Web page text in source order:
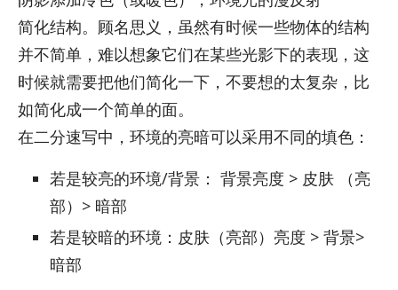
简化结构。顾名思义，虽然有时候一些物体的结构
并不简单，难以想象它们在某些光影下的表现，这
时候就需要把他们简化一下，不要想的太复杂，比
如简化成一个简单的面。
在二分速写中，环境的亮暗可以采用不同的填色：
若是较亮的环境/背景： 背景亮度 > 皮肤 （亮
部）> 暗部
若是较暗的环境：皮肤（亮部）亮度 > 背景>
暗部